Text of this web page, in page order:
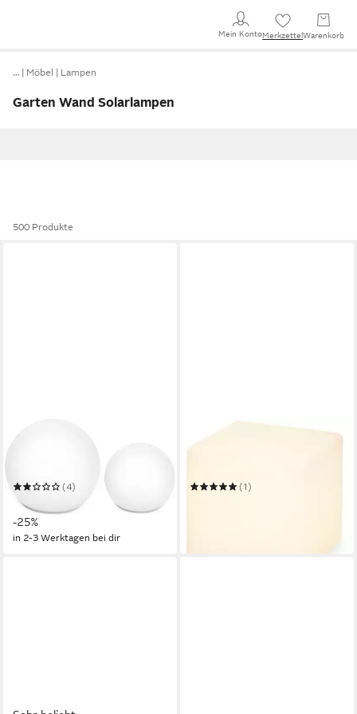
Mein KontoMerkzettel Warenkorb
… Möbel Lampen
Garten Wand Solarlampen
500 Produkte
OTTO HOME
+ Ø 40 cm(4)
108,99 €
-25%
in 2-3 Werktagen bei dir
OTTO HOME
LED Solarleuchte Eellin, LED-
(1)